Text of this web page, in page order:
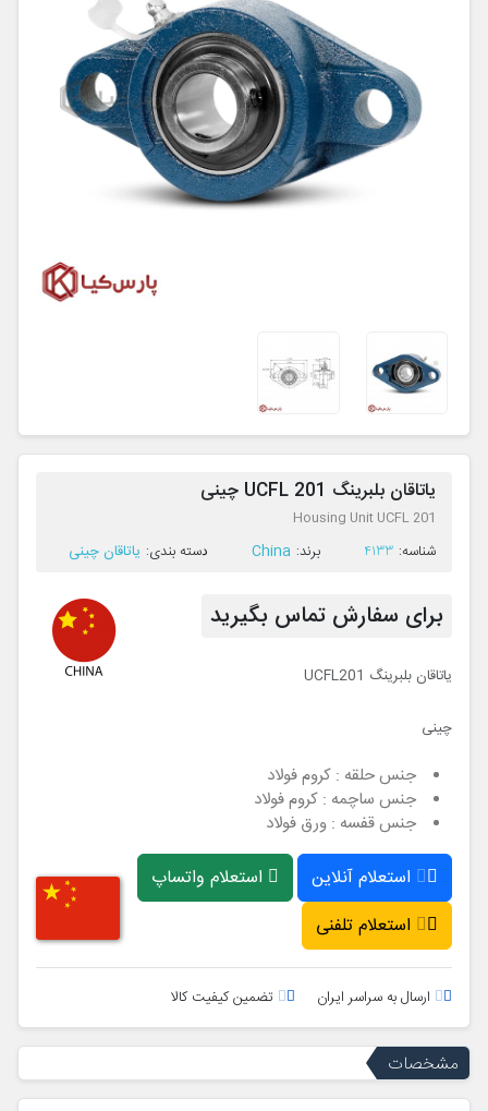
یاتاقان بلبرینگ UCFL 201 چینی
Housing Unit UCFL 201
ﺷﻨﺎﺳﻪ: 4133 ﺑﺮﻧﺪ: China ﺩﺳﺘﻪ ﺑﻨﺪی: یاتاقان چینی
برای سفارش تماس بگیرید
یاتاقان بلبرینگ UCFL201
چینی
جنس حلقه : کروم فولاد
جنس ساچمه : کروم فولاد
جنس قفسه : ورق فولاد
استعلام آنلاین
استعلام واتساپ
استعلام تلفنی
ارسال به سراسر ایران تضمین کیفیت کالا
مشخصات